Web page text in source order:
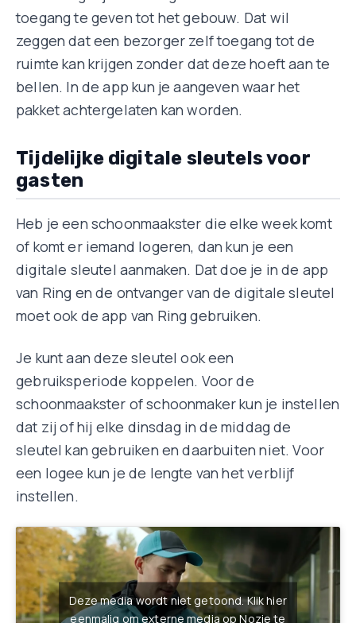
toegang te geven tot het gebouw. Dat wil
zeggen dat een bezorger zelf toegang tot de
ruimte kan krijgen zonder dat deze hoeft aan te
bellen. In de app kun je aangeven waar het
pakket achtergelaten kan worden.
Tijdelijke digitale sleutels voor
gasten
Heb je een schoonmaakster die elke week komt
of komt er iemand logeren, dan kun je een
digitale sleutel aanmaken. Dat doe je in de app
van Ring en de ontvanger van de digitale sleutel
moet ook de app van Ring gebruiken.
Je kunt aan deze sleutel ook een
gebruiksperiode koppelen. Voor de
schoonmaakster of schoonmaker kun je instellen
dat zij of hij elke dinsdag in de middag de
sleutel kan gebruiken en daarbuiten niet. Voor
een logee kun je de lengte van het verblijf
instellen.
Deze media wordt niet getoond. Klik hier
eenmalig om externe media op Nozie te